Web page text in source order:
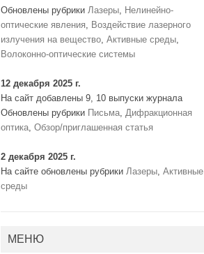
Обновлены рубрикиЛазеры, Нелинейно-
оптические явления, Воздействие лазерного
излучения на вещество,Активные среды,
Волоконно-оптические системы
12 декабря 2025 г.
На сайт добавлены 9, 10 выпуски журнала
Обновлены рубрики Письма,Дифракционная
оптика,Обзор/приглашенная статья
2 декабря 2025 г.
На сайте обновлены рубрикиЛазеры,Активные
среды
МЕНЮ